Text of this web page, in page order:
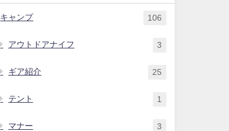
キャンプ 106
アウトドアナイフ 3
ギア紹介 25
テント 1
マナー 3